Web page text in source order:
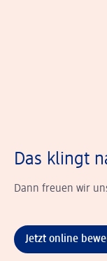
Das klingt
Dann freuen wir
Jetzt online